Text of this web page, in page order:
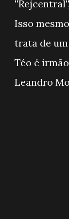
Isso
trata de
Téo é
Leandro